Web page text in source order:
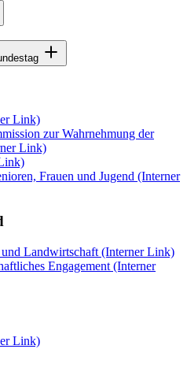
Link)
zur Wahrnehmung der
Link)
Frauen und Jugend (Interner
Landwirtschaft (Interner Link)
Engagement (Interner
Link)